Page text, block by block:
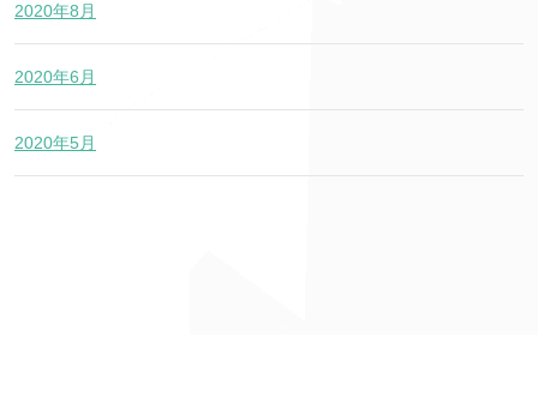
2020年8月
2020年6月
2020年5月